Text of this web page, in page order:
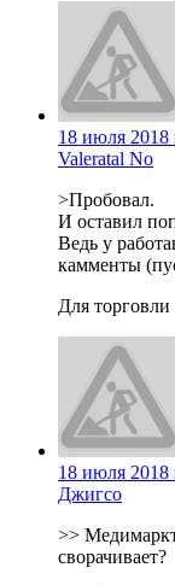
18 июля 2018
Valeratal No
>Пробовал.
И оставил
Ведь у
камменты
Для
18 июля 2018
Джигсо
>>
сворачивает?